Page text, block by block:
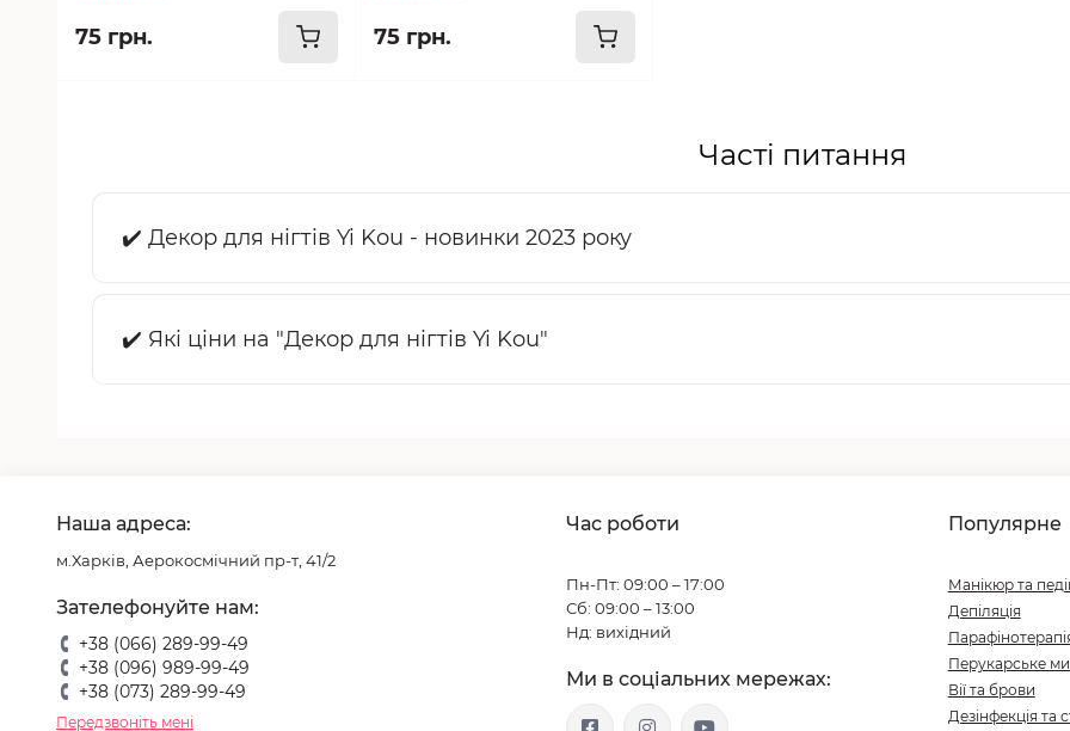
75 грн. 75 грн.
Часті питання
✔️ Декор для нігтів Yi Kou - новинки 2023 року
✔️ Які ціни на "Декор для нігтів Yi Kou"
Наша адреса:
м.Харків, Аерокосмічний пр-т, 41/2
Зателефонуйте нам:
+38 (066) 289-99-49
+38 (096) 989-99-49
+38 (073) 289-99-49
Передзвоніть мені
Час роботи
Пн-Пт: 09:00 – 17:00
Сб: 09:00 – 13:00
Нд: вихідний
Ми в соціальних мережах:
Популярне
Манікюр та
Депіляція
Перукарське
Вії та брови
Дезінфекція та